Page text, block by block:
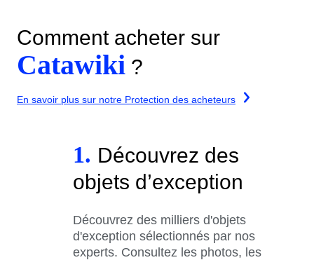
Comment acheter sur
Catawiki ?
En savoir plus sur notre Protection des acheteurs
1. Découvrez des
objets d’exception
Découvrez des milliers d'objets
d'exception sélectionnés par nos
experts. Consultez les photos, les